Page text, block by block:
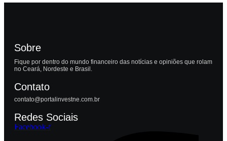
Sobre
Fique por dentro do mundo financeiro das notícias e opiniões que rolam
no Ceará, Nordeste e Brasil.
Contato
contato@portalinvestne.com.br
Redes Sociais
Facebook-f